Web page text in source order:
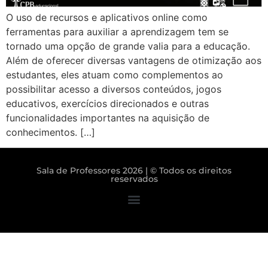
O uso de recursos e aplicativos online como
ferramentas para auxiliar a aprendizagem tem se
tornado uma opção de grande valia para a educação.
Além de oferecer diversas vantagens de otimização aos
estudantes, eles atuam como complementos ao
possibilitar acesso a diversos conteúdos, jogos
educativos, exercícios direcionados e outras
funcionalidades importantes na aquisição de
conhecimentos. […]
Sala de Professores 2026 | © Todos os direitos
reservados